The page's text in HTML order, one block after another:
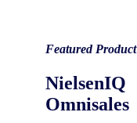
Featured Product
NielsenIQ
Omnisales